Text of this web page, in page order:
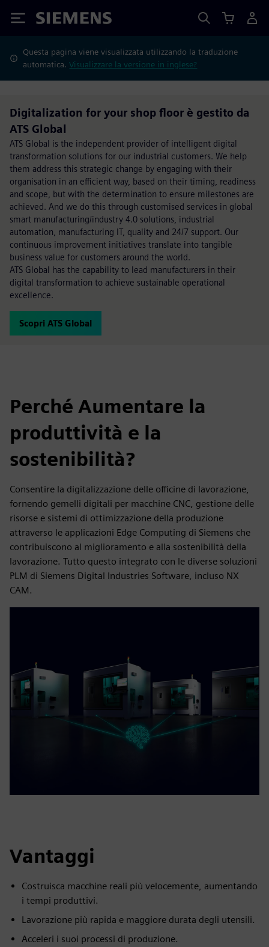
Siemens
Questa pagina viene visualizzata utilizzando la traduzione
automatica.Visualizzare la versione in inglese?
Digitalization for your shop floor è gestito da
ATS Global
ATS Global is the independent provider of intelligent digital
transformation solutions for our industrial customers. We help
them address this strategic change by engaging with their
organisation in an efficient way, based on their timing, readiness
and scope, but with the determination to ensure milestones are
achieved. And we do this through customised services in global
smart manufacturing/industry 4.0 solutions, industrial
automation, manufacturing IT, quality and 24/7 support. Our
continuous improvement initiatives translate into tangible
business value for customers around the world.
ATS Global has the capability to lead manufacturers in their
digital transformation to achieve sustainable operational
excellence.
Scopri ATS Global
Perché Aumentare la
produttività e la
sostenibilità?
Consentire la digitalizzazione delle officine di lavorazione,
fornendo gemelli digitali per macchine CNC, gestione delle
risorse e sistemi di ottimizzazione della produzione
attraverso le applicazioni Edge Computing di Siemens che
contribuiscono al miglioramento e alla sostenibilità della
lavorazione. Tutto questo integrato con le diverse soluzioni
PLM di Siemens Digital Industries Software, incluso NX
CAM.
Vantaggi
Costruisca macchine reali più velocemente, aumentando
i tempi produttivi.
Lavorazione più rapida e maggiore durata degli utensili.
Acceleri i suoi processi di produzione.